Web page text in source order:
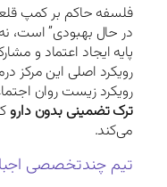
فلسفه حاکم بر کمپ
در حال بهبودی” است، نه
پایه ایجاد اعتماد و
رویکرد اصلی این مرکز
رویکرد زیست روان
ترک تضمینی بدون دارو
می‌کند.
تیم چندتخصصی